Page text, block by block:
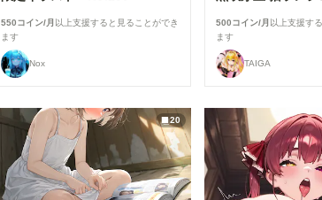
550コイン/月 以上支援すると見ることができ
ます
Nox
500コイン/月 以上支援す
ます
TAIGA
20